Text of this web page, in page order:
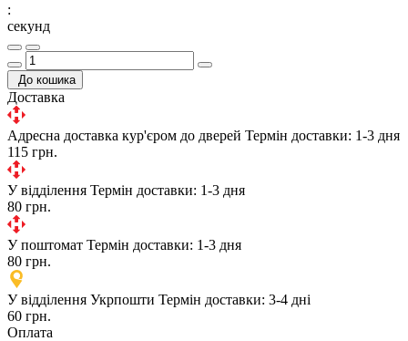
:
секунд
До кошика
Доставка
Адресна доставка кур'єром до дверей Термін доставки: 1-3 дня
115 грн.
У відділення Термін доставки: 1-3 дня
80 грн.
У поштомат Термін доставки: 1-3 дня
80 грн.
У відділення Укрпошти Термін доставки: 3-4 дні
60 грн.
Оплата